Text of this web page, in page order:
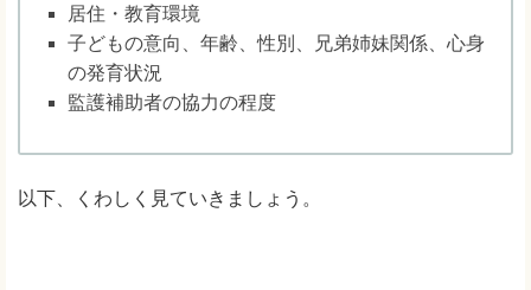
居住・教育環境
子どもの意向、年齢、性別、兄弟姉妹関係、心身
の発育状況
監護補助者の協力の程度
以下、くわしく見ていきましょう。